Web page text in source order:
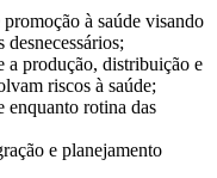
à saúde visando
a produção, distribuição e
riscos à saúde;
enquanto rotina das
e planejamento